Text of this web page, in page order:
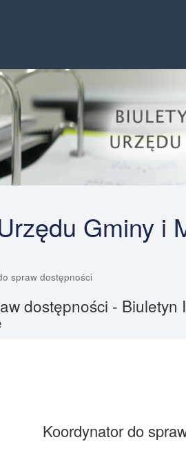
Gminy i
spraw dostępności
dostępności -
Koordynator do